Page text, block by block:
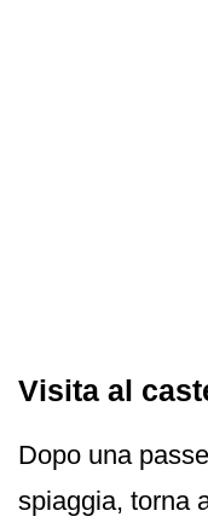
Visita al
Dopo una
spiaggia, torna